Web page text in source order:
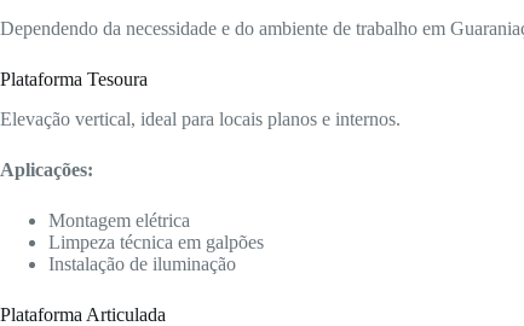
Dependendo da necessidade e do ambiente de trabalho em
Plataforma Tesoura
Elevação vertical, ideal para locais planos e internos.
Aplicações:
Montagem elétrica
Limpeza técnica em galpões
Instalação de iluminação
Plataforma Articulada